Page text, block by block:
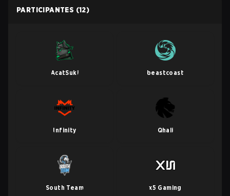
PARTICIPANTES (12)
AcatSuki beastcoast
Infinity Qhali
South Team x5 Gaming